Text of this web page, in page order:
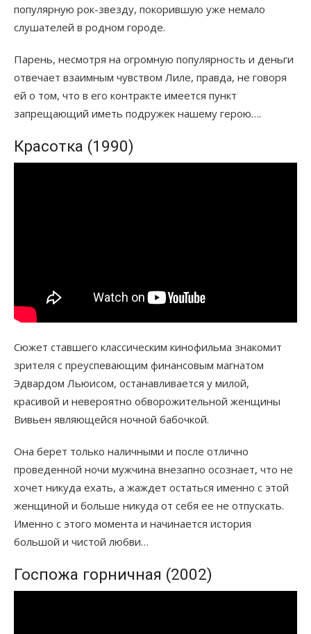
популярную рок-звезду, покорившую уже немало
слушателей в родном городе.
Парень, несмотря на огромную популярность и деньги
отвечает взаимным чувством Лиле, правда, не говоря
ей о том, что в его контракте имеется пункт
запрещающий иметь подружек нашему герою….
Красотка (1990)
Сюжет ставшего классическим кинофильма знакомит
зрителя с преуспевающим финансовым магнатом
Эдвардом Льюисом, останавливается у милой,
красивой и невероятно обворожительной женщины
Вивьен являющейся ночной бабочкой.
Она берет только наличными и после отлично
проведенной ночи мужчина внезапно осознает, что не
хочет никуда ехать, а жаждет остаться именно с этой
женщиной и больше никуда от себя ее не отпускать.
Именно с этого момента и начинается история
большой и чистой любви…
Госпожа горничная (2002)